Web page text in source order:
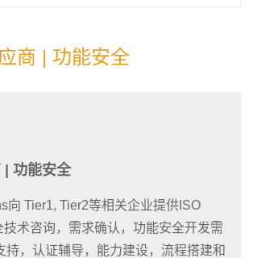
商 | 功能安全
| 功能安全
向 Tier1, Tier2等相关企业提供ISO
术咨询，需求确认，功能安全开发需
持，认证辅导，能力建设，流程搭建和